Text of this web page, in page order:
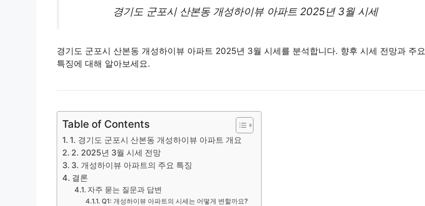
경기도 군포시 산본동 개성하이뷰 아파트2025년 3월 시세
경기도 군포시 산본동 개성하이뷰 아파트 2025년 3월 시세를 분석합니다. 향후 시세 전망과 주요
특징에 대해 알아보세요.
Table of Contents
1. 경기도 군포시 산본동 개성하이뷰 아파트 개요
2. 2025년 3월 시세 전망
3. 개성하이뷰 아파트의 주요 특징
결론
자주 묻는 질문과 답변
Q1: 개성하이뷰 아파트의 시세는 어떻게 변할까요?